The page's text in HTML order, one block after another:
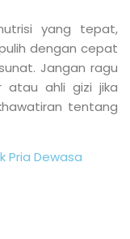
yang tepat,
dengan cepat
Jangan ragu
atau ahli gizi jika
tentang
Pria Dewasa